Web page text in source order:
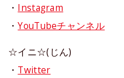
・ Instagram
・YouTubeチャンネル
☆イニ☆(じん)
・ Twitter